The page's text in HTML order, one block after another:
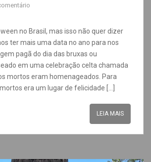
no Brasil, mas isso não quer dizer
ter mais uma data no ano para nos
pagã do dia das bruxas ou
em uma celebração celta chamada
mortos eram homenageados. Para
era um lugar de felicidade […]
LEIA MAIS